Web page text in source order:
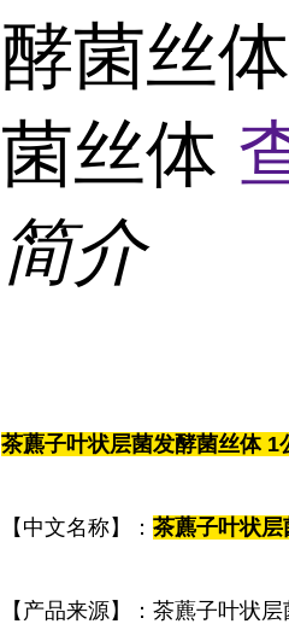
酵菌丝
菌丝体
简介
茶藨子叶状层菌发酵菌丝体 1
【中文名称】： 茶藨子叶状
【产品来源】：茶藨子叶状层